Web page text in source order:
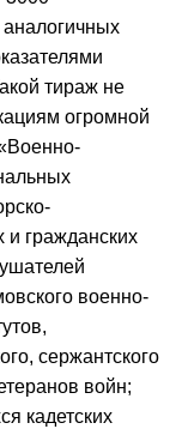
тираж не
огромной
и гражданских
военно-
сержантского
войн;
кадетских